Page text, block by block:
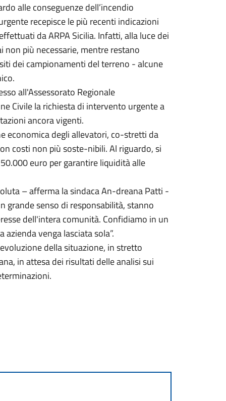
alle conseguenze dell’incendio
recepisce le più recenti indicazioni
da ARPA Sicilia. Infatti, alla luce dei
più necessarie, mentre restano
dei campionamenti del terreno - alcune
all'Assessorato Regionale
Civile la richiesta di intervento urgente a
ancora vigenti.
economica degli allevatori, co-stretti da
costi non più soste-nibili. Al riguardo, si
euro per garantire liquidità alle
– afferma la sindaca An-dreana Patti -
grande senso di responsabilità, stanno
dell'intera comunità. Confidiamo in un
venga lasciata sola”.
della situazione, in stretto
in attesa dei risultati delle analisi sui